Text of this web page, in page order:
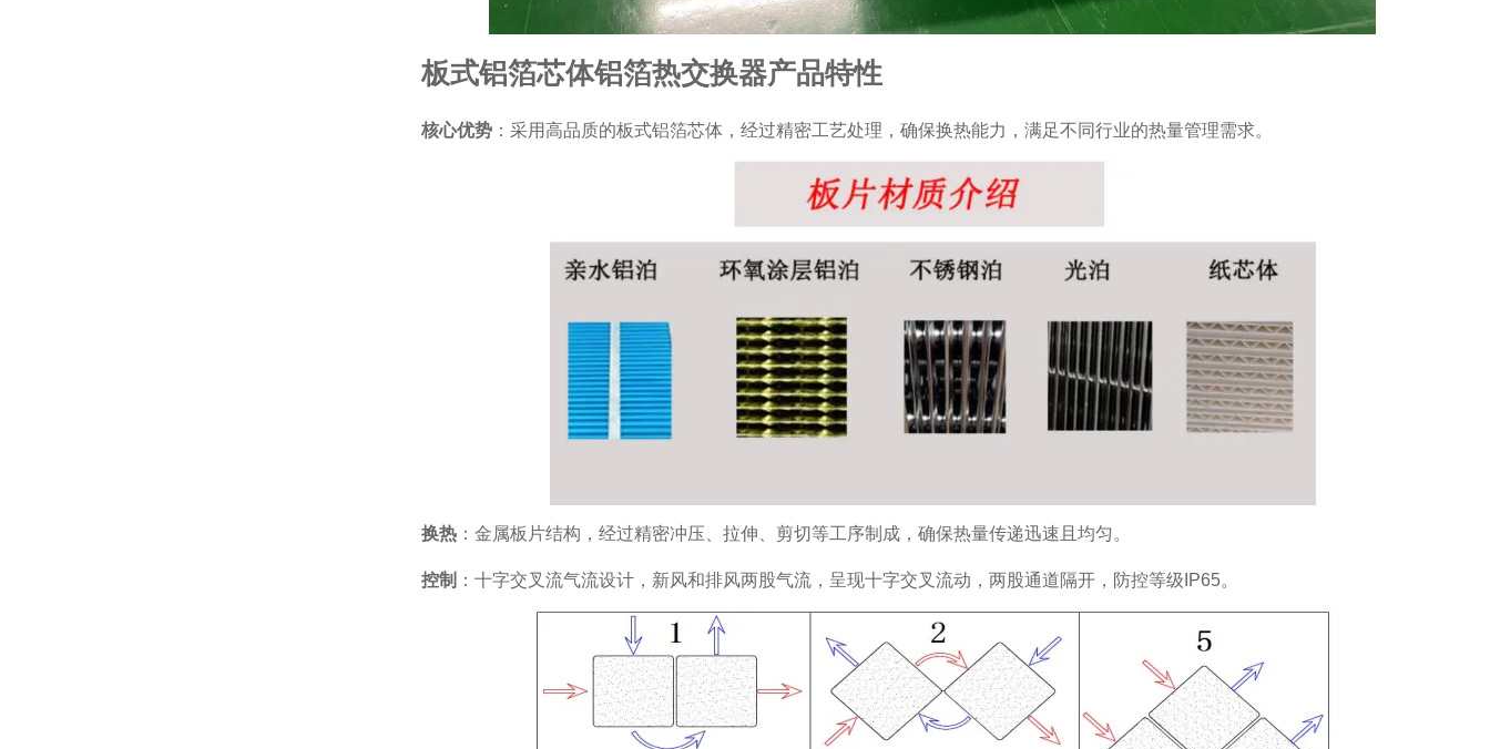
板式铝箔芯体铝箔热交换器产品特性
核心优势 ：采用高品质的板式铝箔芯体，经过精密工艺处理，确保换热能力，满足不同行业的热量管理需求。
换热 ：金属板片结构，经过精密冲压、拉伸、剪切等工序制成，确保热量传递迅速且均匀。
控制 ：十字交叉流气流设计，新风和排风两股气流，呈现十字交叉流动，两股通道隔开，防控等级IP65。